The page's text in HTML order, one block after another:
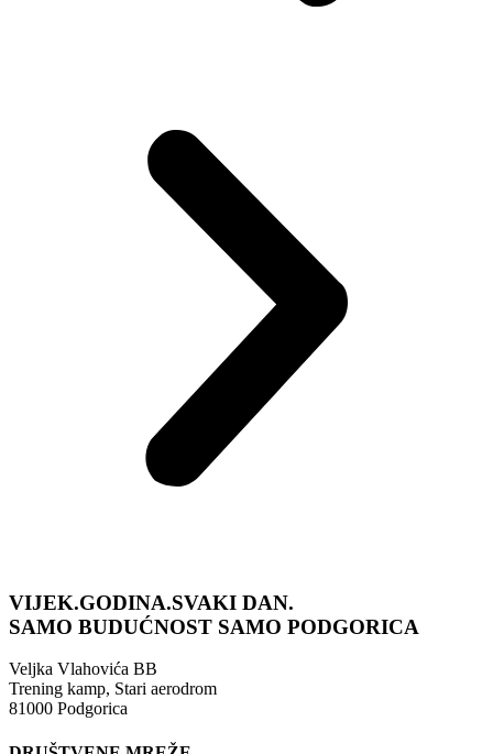
VIJEK.GODINA.SVAKI DAN.
SAMO BUDUĆNOST SAMO PODGORICA
Veljka Vlahovića BB
Trening kamp, Stari aerodrom
81000 Podgorica